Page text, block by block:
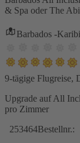
& Spa oder The
Barbados -
9-tägige Flugreise,
Upgrade auf All
pro Zimmer
253464Bestellnr.: